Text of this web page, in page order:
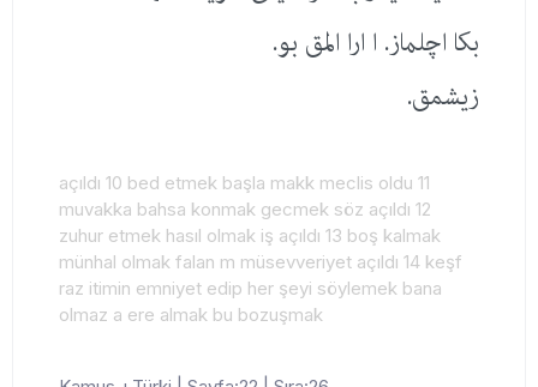
بكا اچلماز. ا ارا المق بو.
زیشمق.
açıldı 10 bed etmek başla makk meclis oldu 11
muvakka bahsa konmak gecmek söz açıldı 12
zuhur etmek hasıl olmak iş açıldı 13 boş kalmak
münhal olmak falan m müsevveriyet açıldı 14 keşf
raz itimin emniyet edip her şeyi söylemek bana
olmaz a ere almak bu bozuşmak